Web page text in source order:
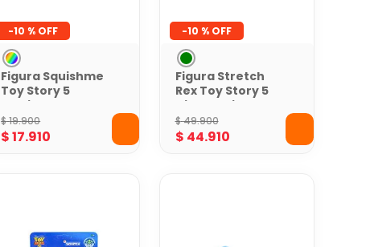
-10 %
Figura Squishme
Toy Story 5
Surtida Suave
Coleccionable
Sensorial
$19.900
$17.910
-10 %
Figura Stretch
Rex Toy Story 5
Dinosaurio
Elástico Verde de
Acción
$49.900
$ 44.910